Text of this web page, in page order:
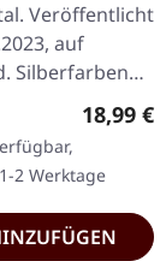
Veröffentlicht
auf
Silberfarbene
im noblen
Austanzung,
aus schwerem
18,99 €
2 Werktage